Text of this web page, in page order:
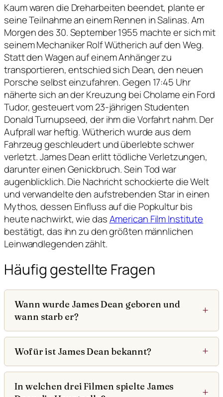
Kaum waren die Dreharbeiten beendet, plante er
seine Teilnahme an einem Rennen in Salinas. Am
Morgen des 30. September 1955 machte er sich mit
seinem Mechaniker Rolf Wütherich auf den Weg.
Statt den Wagen auf einem Anhänger zu
transportieren, entschied sich Dean, den neuen
Porsche selbst einzufahren. Gegen 17:45 Uhr
näherte sich an der Kreuzung bei Cholame ein Ford
Tudor, gesteuert vom 23-jährigen Studenten
Donald Turnupseed, der ihm die Vorfahrt nahm. Der
Aufprall war heftig. Wütherich wurde aus dem
Fahrzeug geschleudert und überlebte schwer
verletzt. James Dean erlitt tödliche Verletzungen,
darunter einen Genickbruch. Sein Tod war
augenblicklich. Die Nachricht schockierte die Welt
und verwandelte den aufstrebenden Star in einen
Mythos, dessen Einfluss auf die Popkultur bis
heute nachwirkt, wie dasAmerican Film Institute
bestätigt, das ihn zu den größten männlichen
Leinwandlegenden zählt.
Häufig gestellte Fragen
Wann wurde James Dean geboren und
wann starb er?
Wofür ist James Dean bekannt?
In welchen drei Filmen spielte James